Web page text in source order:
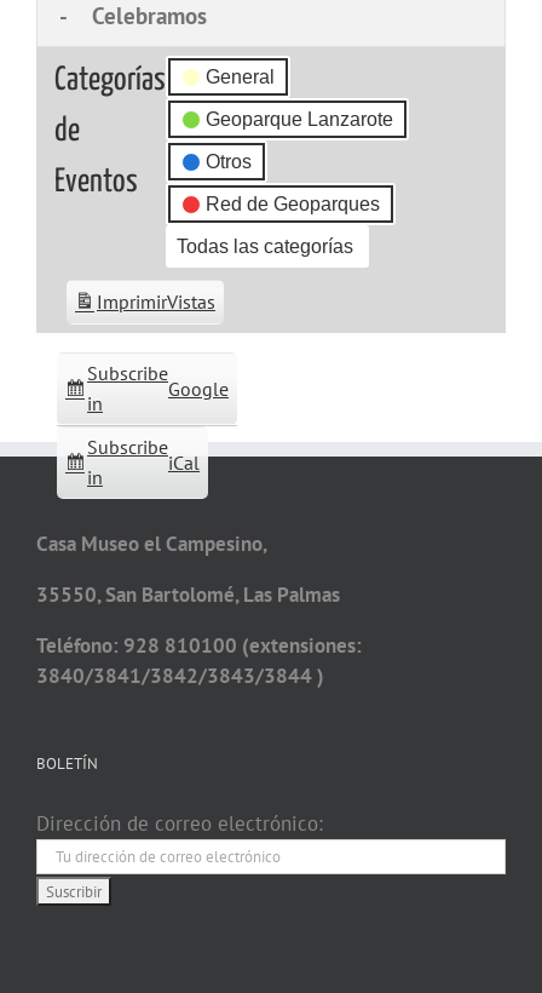
- Celebramos
Categorías
de
Eventos
General
Geoparque Lanzarote
Otros
Red de Geoparques
Todas las categorías
Subscribe
in
Google
Subscribe
in
iCal
ImprimirVistas
Casa Museo el Campesino,
35550, San Bartolomé, Las Palmas
Teléfono: 928 810100 (extensiones:
3840/3841/3842/3843/3844 )
BOLETÍN
Dirección de correo electrónico: